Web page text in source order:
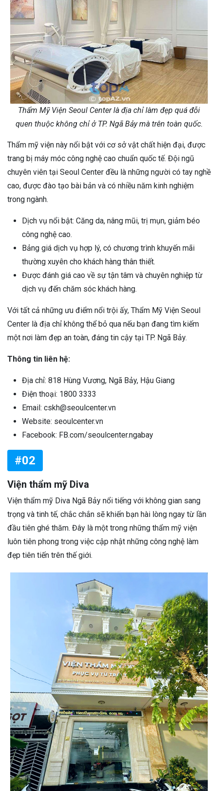
Thẩm Mỹ Viện Seoul Center là địa chỉ làm đẹp quá đỗi
quen thuộc không chỉ ở TP. Ngã Bảy mà trên toàn quốc.
Thẩm mỹ viện này nổi bật với cơ sở vật chất hiện đại, được
trang bị máy móc công nghệ cao chuẩn quốc tế. Đội ngũ
chuyên viên tại Seoul Center đều là những người có tay nghề
cao, được đào tạo bài bản và có nhiều năm kinh nghiệm
trong ngành.
Dịch vụ nổi bật: Căng da, nâng mũi, trị mụn, giảm béo
công nghệ cao.
Bảng giá dịch vụ hợp lý, có chương trình khuyến mãi
thường xuyên cho khách hàng thân thiết.
Được đánh giá cao về sự tận tâm và chuyên nghiệp từ
dịch vụ đến chăm sóc khách hàng.
Với tất cả những ưu điểm nổi trội ấy, Thẩm Mỹ Viện Seoul
Center là địa chỉ không thể bỏ qua nếu bạn đang tìm kiếm
một nơi làm đẹp an toàn, đáng tin cậy tại TP. Ngã Bảy.
Thông tin liên hệ:
Địa chỉ: 818 Hùng Vương, Ngã Bảy, Hậu Giang
Điện thoại: 1800 3333
Email: cskh@seoulcenter.vn
Website: seoulcenter.vn
Facebook: FB.com/seoulcenter.ngabay
#02
Viện thẩm mỹ Diva
Viện thẩm mỹ Diva Ngã Bảy nổi tiếng với không gian sang
trọng và tinh tế, chắc chắn sẽ khiến bạn hài lòng ngay từ lần
đầu tiên ghé thăm. Đây là một trong những thẩm mỹ viện
luôn tiên phong trong việc cập nhật những công nghệ làm
đẹp tiên tiến trên thế giới.